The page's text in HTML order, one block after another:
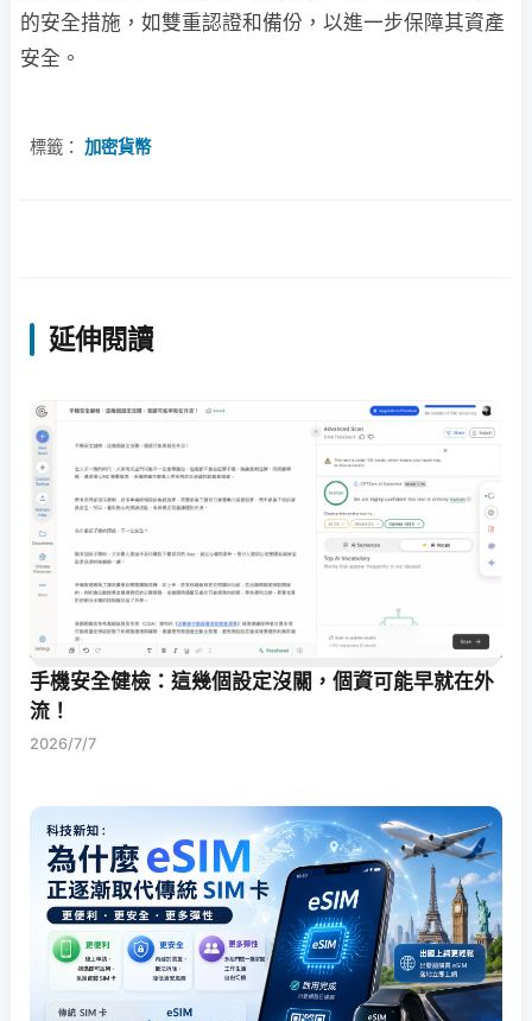
的安全措施，如雙重認證和備份，以進一步保障其資產
安全。
標籤： 加密貨幣
延伸閱讀
手機安全健檢：這幾個設定沒關，個資可能早就在外
流！
2026/7/7